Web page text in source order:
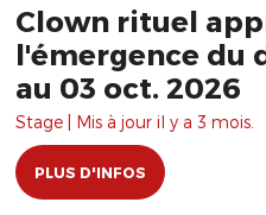
Clown rituel
l'émergence du
au 03 oct. 2026
Stage | Mis à jour il y a 3 mois.
PLUS D'INFOS